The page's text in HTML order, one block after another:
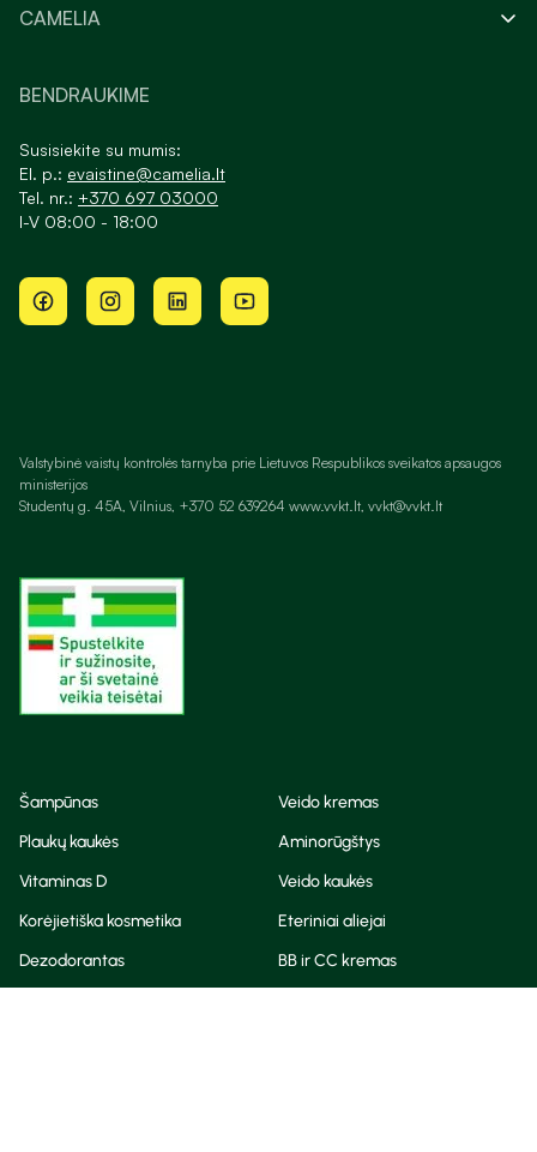
CAMELIA
BENDRAUKIME
Susisiekite su mumis:
El. p.: evaistine@camelia.lt
Tel. nr.: +370 697 03000
I-V 08:00 - 18:00
Valstybinė vaistų kontrolės tarnyba prie Lietuvos Respublikos sveikatos apsaugos
ministerijos
Studentų g. 45A, Vilnius, +370 52 639264 www.vvkt.lt, vvkt@vvkt.lt
Šampūnas
Veido kremas
Plaukų kaukės
Aminorūgštys
Vitaminas D
Veido kaukės
Korėjietiška kosmetika
Eteriniai aliejai
Dezodorantas
BB ir CC kremas